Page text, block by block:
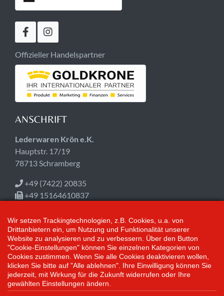
Offizieller Handelspartner
ANSCHRIFT
Lederwaren Krön e.K.
Hauptstr. 17/19
78713 Schramberg
+49 (7422) 20835
+49 15164610837
ÖFFNUNGSZEITEN
Jetzt geschlossen!
Mo-Fr 09:00-12:30, 14:30-18:00
Sa 09:00-14:00
Wir setzen Trackingtechnologien, z.B. Cookies, u.a. von
Drittanbietern ein, um Nutzung und Funktionalität unserer
Website zu analysieren und zu verbessern. Über den Button
"Cookie-Einstellungen" können Sie einzelnen Kategorien von
Cookies zustimmen. Wenn Sie alle Cookies deaktivieren wollen,
klicken Sie bitte auf "Alle ablehnen". Ihre Einwilligung können Sie
jederzeit, mit Wirkung für die Zukunft widerrufen oder Ihre
gewählten Einstellungen ändern.